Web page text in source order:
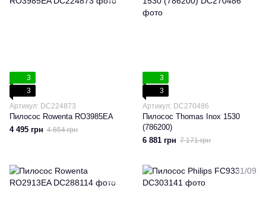
3
3
Артикул: DC224873
Пилосос Rowenta RO3985EA
4 495 грн 4 854 грн
3
3
Артикул: DC270486
Пилосос Thomas Inox 1530
(786200)
6 881 грн 7 171 грн